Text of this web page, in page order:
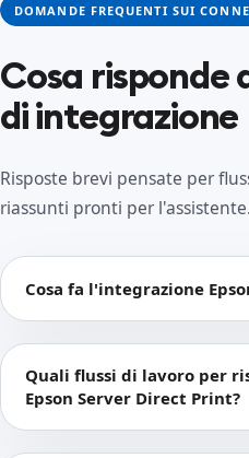
DOMANDE FREQUENTI SUI
Cosa risponde
di integrazione
Risposte brevi pensate per
riassunti pronti per l'assistente.
Cosa fa l'integrazione
Quali flussi di lavoro per
Epson Server Direct Print?